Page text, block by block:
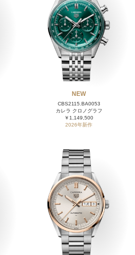
NEW
CBS2115.BA0053
カレラ クロノグラフ
￥1,149,500
2026年新作